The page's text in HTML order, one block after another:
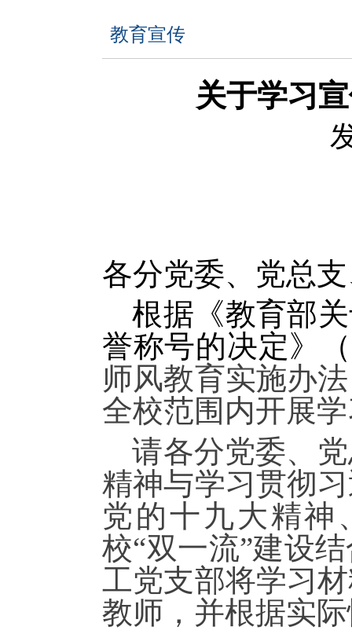
教育宣传
关于学习
各分党委、党总
根据《教育部
誉称号的决定》
师风教育实施办
全校范围内开展
请各分党委、
精神与学习贯彻
党的十九大精神
校“双一流”建设
工党支部将学习
教师，并根据实